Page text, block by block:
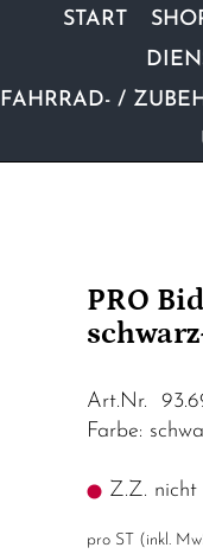
START
FAHRRAD- /
PRO
Art.Nr.
Farbe:
Z.Z.
pro ST (inkl.